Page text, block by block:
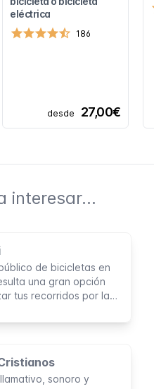
eléctrica
186
desde 27,00€
interesar...
de bicicletas en
una gran opción
tus recorridos por la
poder dejar la bici
sonoro y